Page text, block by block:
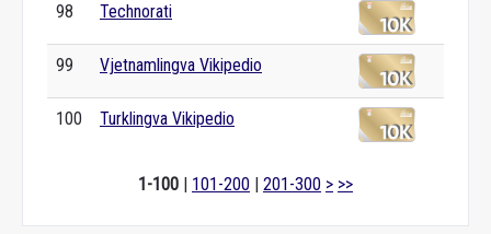
98 Technorati
99 Vjetnamlingva Vikipedio
100 Turklingva Vikipedio
1-100 | 101-200 | 201-300 > >>